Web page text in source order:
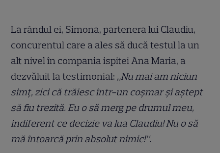
La rândul ei, Simona, partenera lui Claudiu,
concurentul care a ales să ducă testul la un
alt nivel în compania ispitei Ana Maria, a
dezvăluit la testimonial: „Nu mai am niciun
simţ, zici că trăiesc într-un coşmar şi aştept
să fiu trezită. Eu o să merg pe drumul meu,
indiferent ce decizie va lua Claudiu! Nu o să
mă întoarcă prin absolut nimic!”.